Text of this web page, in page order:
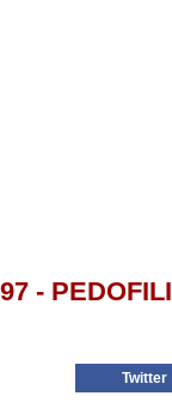
-
Twitter